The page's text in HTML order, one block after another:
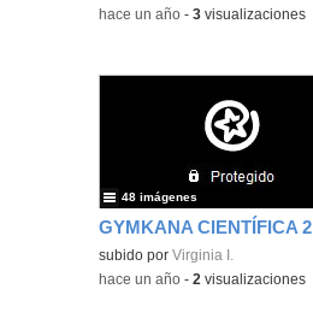
-hace un año -3 visualizaciones
GYMKANA CIENTÍFICA 2
Contenido educativo.
subido porVirginia I.
48 imágenes
-hace un año -2 visualizaciones